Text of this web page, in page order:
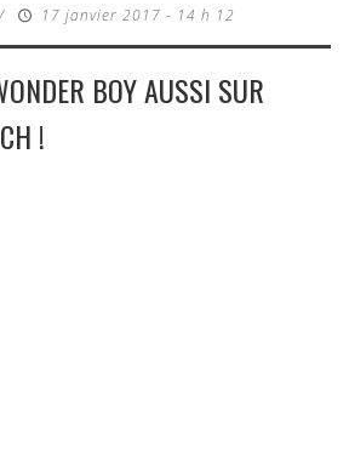
17 janvier 2017 - 14 h 12
BOY AUSSI SUR
!